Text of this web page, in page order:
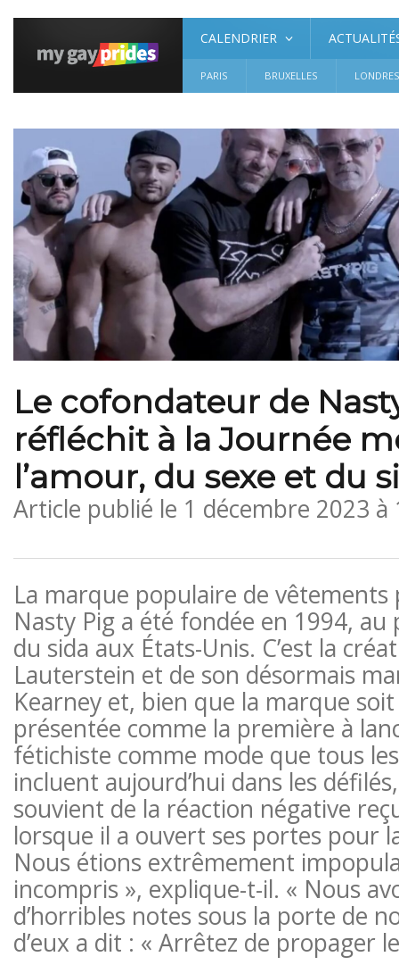
CALENDRIER
PARIS BRUXELLES LONDRES
Le cofondateur de
réfléchit à la Journée
l’amour, du sexe et du
Article publié le 1 décembre 2023 à
La marque populaire de
Nasty Pig a été fondée en 1994,
du sida aux États-Unis. C’est la
Lauterstein et de son désormais
Kearney et, bien que la marque
présentée comme la première à
fétichiste comme mode que tous
incluent aujourd’hui dans les
souvient de la réaction négative
lorsque il a ouvert ses portes pour
Nous étions extrêmement
incompris », explique-t-il. « Nous
d’horribles notes sous la porte de
d’eux a dit : « Arrêtez de propager